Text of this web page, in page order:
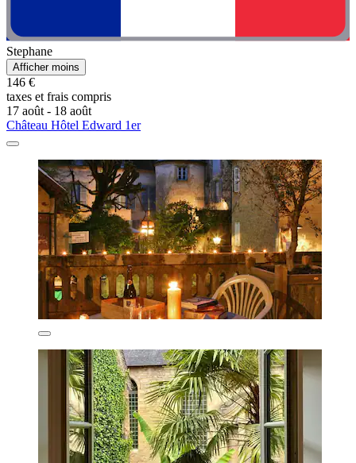
Stephane
Afficher moins
146 €
taxes et frais compris
17 août - 18 août
Château Hôtel Edward 1er